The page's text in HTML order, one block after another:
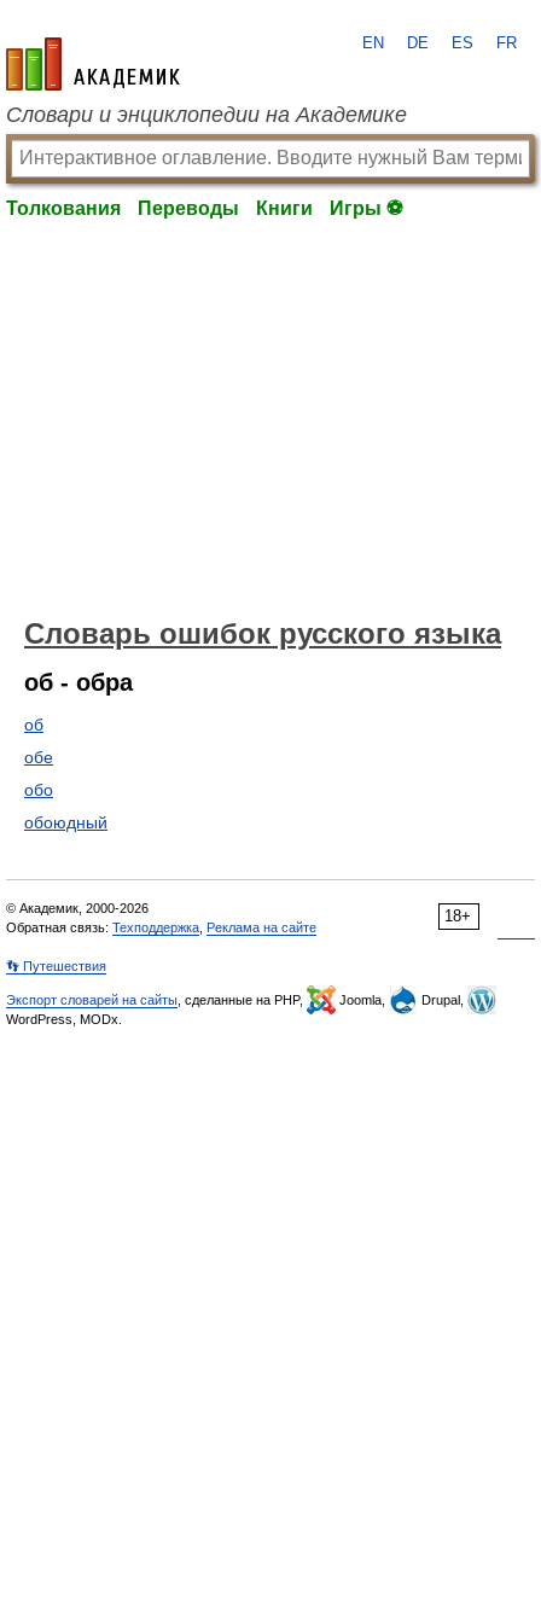
academic.ru
EN DE ES FR
Словари и энциклопедии на Академике
Толкования Переводы Книги Игры ⚽
Словарь ошибок русского языка
об - обра
об
обе
обо
обоюдный
18+
© Академик, 2000-2026
Обратная связь: Техподдержка Реклама на сайте
👣 Путешествия
Экспорт словарей на сайты , сделанные на PHP, Joomla,
Drupal,
WordPress, MODx.